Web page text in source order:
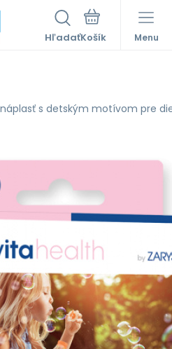
Hľadať Menu
s detským motívom pre